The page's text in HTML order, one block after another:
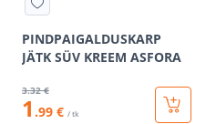
PINDPAIGALDUSKARP
JÄTK SÜV KREEM ASFORA
3.32 €
1 .99 € / tk